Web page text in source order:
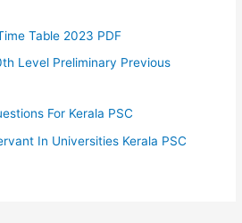
Table 2023 PDF
Level Preliminary Previous
For Kerala PSC
In Universities Kerala PSC